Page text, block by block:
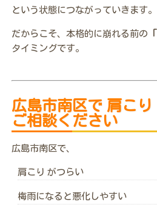
という状態につながっていきます。
だからこそ、本格的に崩れる前の
タイミングです。
広島市南区で 肩こ
ご相談ください
広島市南区で、
肩こり がつらい
梅雨になると悪化しやすい